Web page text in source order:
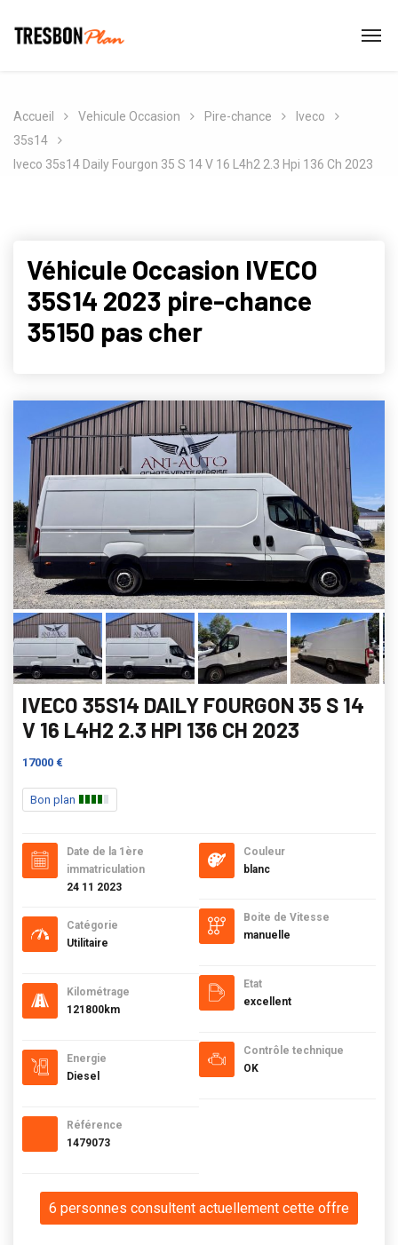
Accueil Vehicule Occasion Pire-chance
Iveco
35s14
Iveco 35s14 Daily Fourgon 35 S 14 V 16 L4h2 2.3 Hpi 136 Ch 2023
Véhicule Occasion IVECO
35S14 2023 pire-chance
35150 pas cher
IVECO 35S14 DAILY FOURGON 35 S 14
V 16 L4H2 2.3 HPI 136 CH 2023
17000 €
Bon plan
Date de la 1ère
immatriculation
24 11 2023
Catégorie
Utilitaire
Kilométrage
121800km
Energie
Diesel
Référence
1479073
Couleur
blanc
Boite de Vitesse
manuelle
Etat
excellent
Contrôle technique
OK
6 personnes consultent actuellement cette offre